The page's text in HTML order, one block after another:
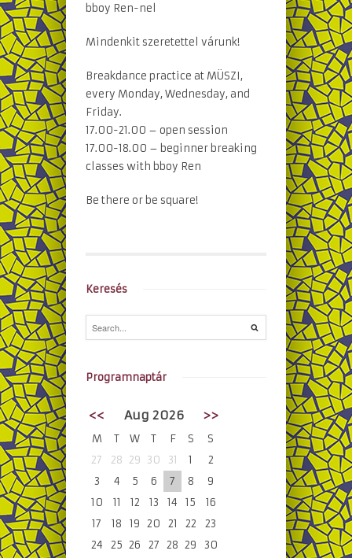
bboy Ren-nel
Mindenkit szeretettel várunk!
Breakdance practice at MÜSZI,
every Monday, Wednesday, and
Friday.
17.00-21.00 – open session
17.00-18.00 – beginner breaking
classes with bboy Ren
Be there or be square!
Keresés
Programnaptár
<< Aug 2026 >>
M T W T F S
S
27
28 29 30 31 1
2
3
4 5 6 7 8
9
10
11 12 13 14 15
16
17
18 19 20 21 22
23
24
25 26 27 28 29
30